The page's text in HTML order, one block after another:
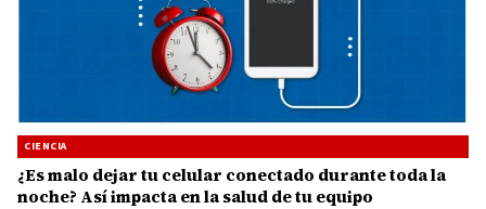
CIENCIA
¿Es malo dejar tu celular conectado durante toda la
noche? Así impacta en la salud de tu equipo